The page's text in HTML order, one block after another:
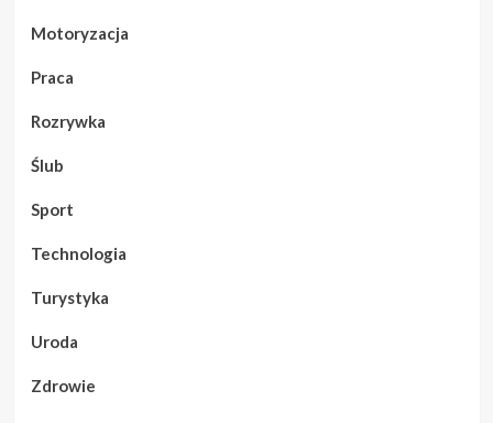
Motoryzacja
Praca
Rozrywka
Ślub
Sport
Technologia
Turystyka
Uroda
Zdrowie